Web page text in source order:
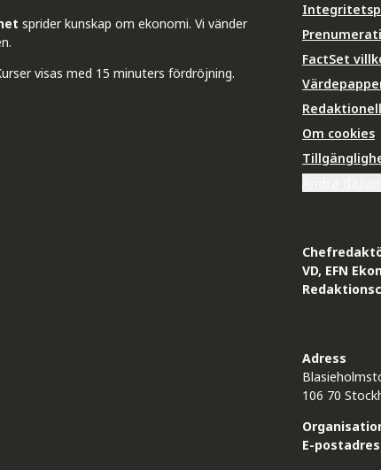
sprider kunskap om ekonomi. Vi vänder
visas med 15 minuters fördröjning.
FactSet
Om cookies
VD, EFN
Adress
106 70
E-